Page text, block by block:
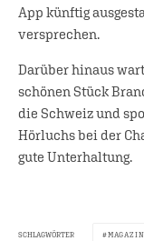
App künftig
versprechen.
Darüber hinaus
schönen Stück
die Schweiz und
Hörluchs bei der
gute Unterhaltung.
SCHLAGWÖRTER MAGAZIN